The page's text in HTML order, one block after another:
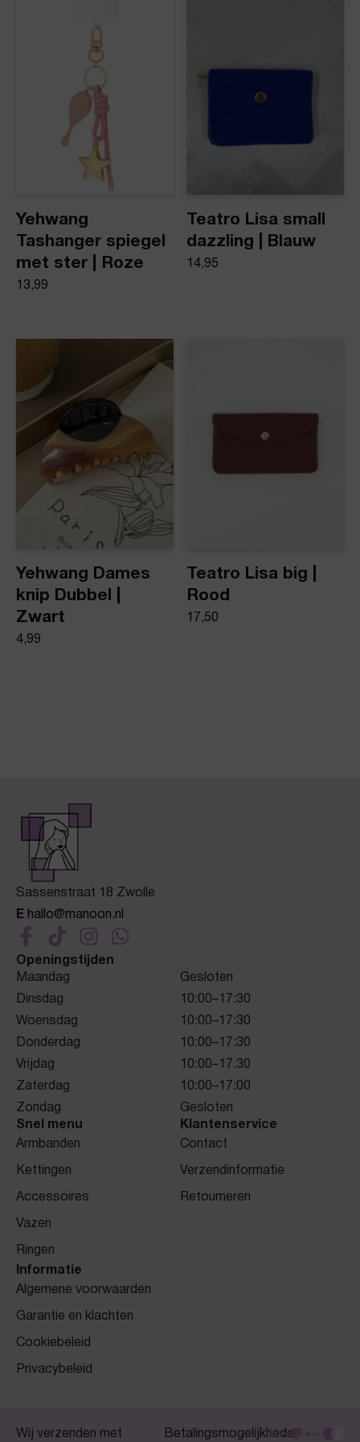
Tas-/Sleutel hanger
Yehwang
Tashanger spiegel
met ster | Roze
13,99
Teatro Lisa small
dazzling | Blauw
14,95
Yehwang Dames
knip Dubbel |
Zwart
4,99
Teatro Lisa big |
Rood
17,50
Sassenstraat 18 Zwolle
E hallo@manoon.nl
Openingstijden
Maandag
Gesloten
Dinsdag
10:00–17:30
Woensdag
10:00–17:30
Donderdag
10:00–17:30
Vrijdag
10:00–17.30
Zaterdag
10:00–17:00
Zondag
Gesloten
Snel menu
Armbanden
Kettingen
Accessoires
Vazen
Ringen
Klantenservice
Contact
Verzendinformatie
Retourneren
Informatie
Algemene voorwaarden
Garantie en klachten
Cookiebeleid
Privacybeleid
Wij verzenden met Betalingsmogelijkheden